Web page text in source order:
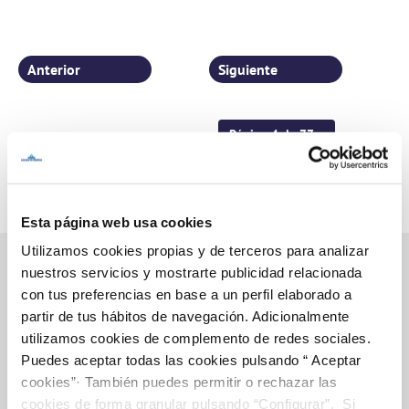
Esta página web usa cookies
Utilizamos cookies propias y de terceros para analizar
nuestros servicios y mostrarte publicidad relacionada
con tus preferencias en base a un perfil elaborado a
partir de tus hábitos de navegación. Adicionalmente
utilizamos cookies de complemento de redes sociales.
Puedes aceptar todas las cookies pulsando “ Aceptar
cookies”· También puedes permitir o rechazar las
cookies de forma granular pulsando “Configurar”. Si
Página 4 de 77
Anterior Siguiente
Inicio
Gestiones Online